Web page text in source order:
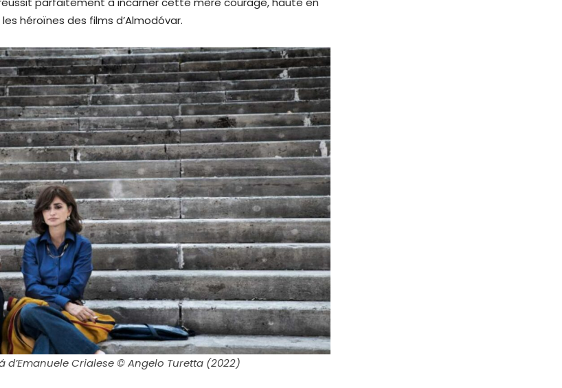
héroïnes des films d’Almodóvar.
d’Emanuele Crialese © Angelo Turetta (2022)